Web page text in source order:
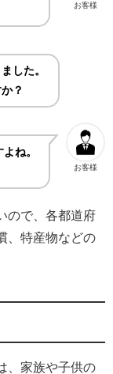
お客様
した。
？
お客様
ね。
ので、各都道府
、特産物などの
、家族や子供の